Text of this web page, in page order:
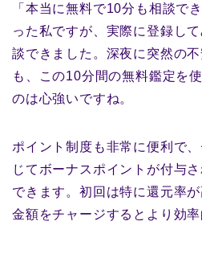
「本当に無料で10分も相談で
った私ですが、実際に登録し
談できました。深夜に突然の
も、この10分間の無料鑑定を
のは心強いですね。
ポイント制度も非常に便利で
じてボーナスポイントが付与
できます。初回は特に還元率
金額をチャージするとより効率